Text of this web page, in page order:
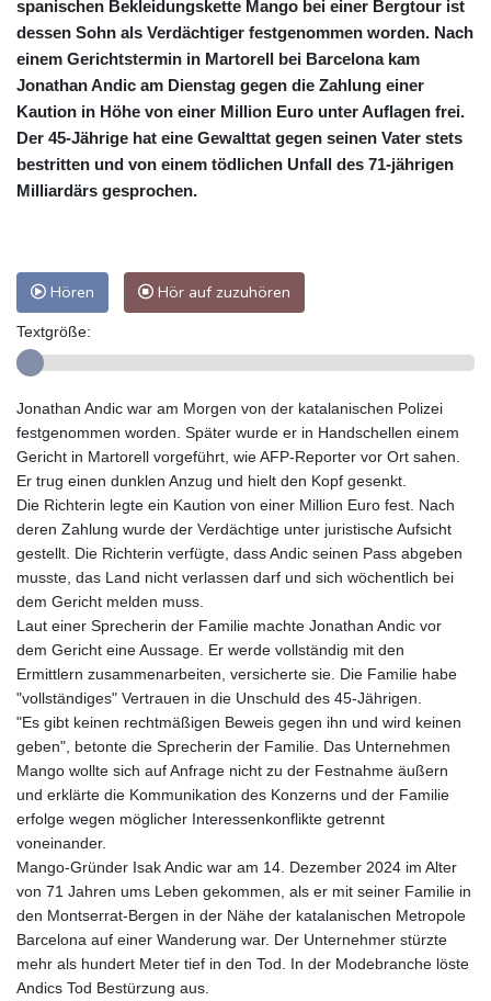
spanischen Bekleidungskette Mango bei einer Bergtour ist
dessen Sohn als Verdächtiger festgenommen worden. Nach
einem Gerichtstermin in Martorell bei Barcelona kam
Jonathan Andic am Dienstag gegen die Zahlung einer
Kaution in Höhe von einer Million Euro unter Auflagen frei.
Der 45-Jährige hat eine Gewalttat gegen seinen Vater stets
bestritten und von einem tödlichen Unfall des 71-jährigen
Milliardärs gesprochen.
Hören Hör auf zuzuhören
Textgröße:
Jonathan Andic war am Morgen von der katalanischen Polizei
festgenommen worden. Später wurde er in Handschellen einem
Gericht in Martorell vorgeführt, wie AFP-Reporter vor Ort sahen.
Er trug einen dunklen Anzug und hielt den Kopf gesenkt.
Die Richterin legte ein Kaution von einer Million Euro fest. Nach
deren Zahlung wurde der Verdächtige unter juristische Aufsicht
gestellt. Die Richterin verfügte, dass Andic seinen Pass abgeben
musste, das Land nicht verlassen darf und sich wöchentlich bei
dem Gericht melden muss.
Laut einer Sprecherin der Familie machte Jonathan Andic vor
dem Gericht eine Aussage. Er werde vollständig mit den
Ermittlern zusammenarbeiten, versicherte sie. Die Familie habe
"vollständiges" Vertrauen in die Unschuld des 45-Jährigen.
"Es gibt keinen rechtmäßigen Beweis gegen ihn und wird keinen
geben", betonte die Sprecherin der Familie. Das Unternehmen
Mango wollte sich auf Anfrage nicht zu der Festnahme äußern
und erklärte die Kommunikation des Konzerns und der Familie
erfolge wegen möglicher Interessenkonflikte getrennt
voneinander.
Mango-Gründer Isak Andic war am 14. Dezember 2024 im Alter
von 71 Jahren ums Leben gekommen, als er mit seiner Familie in
den Montserrat-Bergen in der Nähe der katalanischen Metropole
Barcelona auf einer Wanderung war. Der Unternehmer stürzte
mehr als hundert Meter tief in den Tod. In der Modebranche löste
Andics Tod Bestürzung aus.